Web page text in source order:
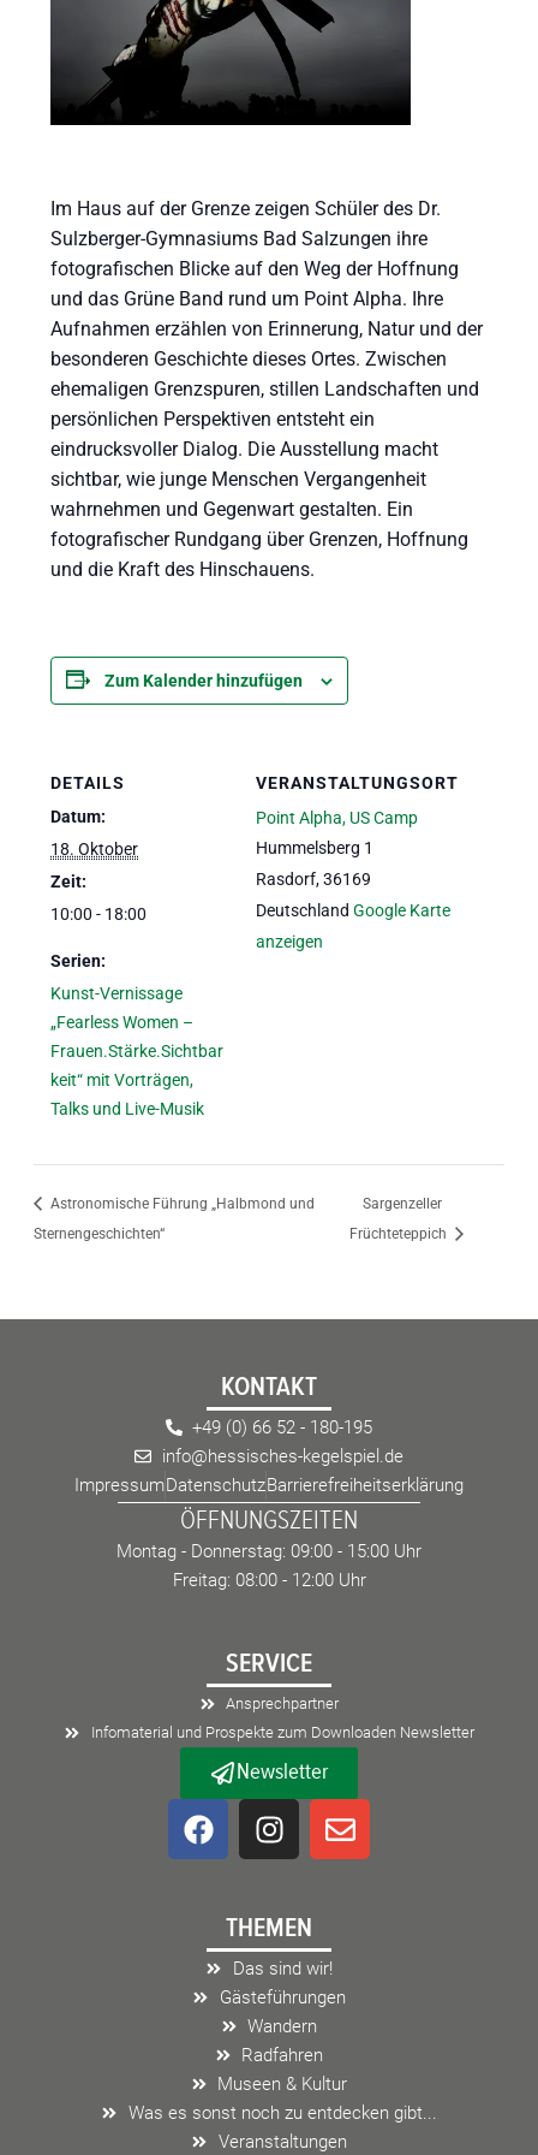
Im Haus auf der Grenze zeigen Schüler des Dr.
Sulzberger-Gymnasiums Bad Salzungen ihre
fotografischen Blicke auf den Weg der Hoffnung
und das Grüne Band rund um Point Alpha. Ihre
Aufnahmen erzählen von Erinnerung, Natur und der
besonderen Geschichte dieses Ortes. Zwischen
ehemaligen Grenzspuren, stillen Landschaften und
persönlichen Perspektiven entsteht ein
eindrucksvoller Dialog. Die Ausstellung macht
sichtbar, wie junge Menschen Vergangenheit
wahrnehmen und Gegenwart gestalten. Ein
fotografischer Rundgang über Grenzen, Hoffnung
und die Kraft des Hinschauens.
Zum Kalender hinzufügen
DETAILS
Datum:
18. Oktober
Zeit:
10:00 - 18:00
Serien:
Kunst-Vernissage
„Fearless Women –
Frauen.Stärke.Sichtbar
keit“ mit Vorträgen,
Talks und Live-Musik
VERANSTALTUNGSORT
Point Alpha, US Camp
Hummelsberg 1
Rasdorf, 36169
Deutschland Google Karte
anzeigen
Astronomische Führung „Halbmond und
Sternengeschichten“
Sargenzeller
Früchteteppich
KONTAKT
+49 (0) 66 52 - 180-195
info@hessisches-kegelspiel.de
ImpressumDatenschutzBarrierefreiheitserklärung
ÖFFNUNGSZEITEN
Montag - Donnerstag: 09:00 - 15:00 Uhr
Freitag: 08:00 - 12:00 Uhr
SERVICE
Ansprechpartner
Infomaterial und Prospekte zum Downloaden Newsletter
Newsletter
F
a
o
o
I
n
a
g
r
a
m
E
n
p
THEMEN
Das sind wir!
Gästeführungen
Wandern
Radfahren
Museen & Kultur
Was es sonst noch zu entdecken gibt...
Veranstaltungen